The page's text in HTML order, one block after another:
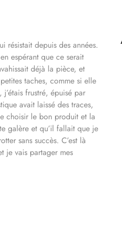
résistait depuis des années.
espérant que ce serait
déjà la pièce, et
taches, comme si elle
frustré, épuisé par
avait laissé des traces,
choisir le bon produit et la
galère et qu’il fallait que je
sans succès. C’est là
je vais partager mes